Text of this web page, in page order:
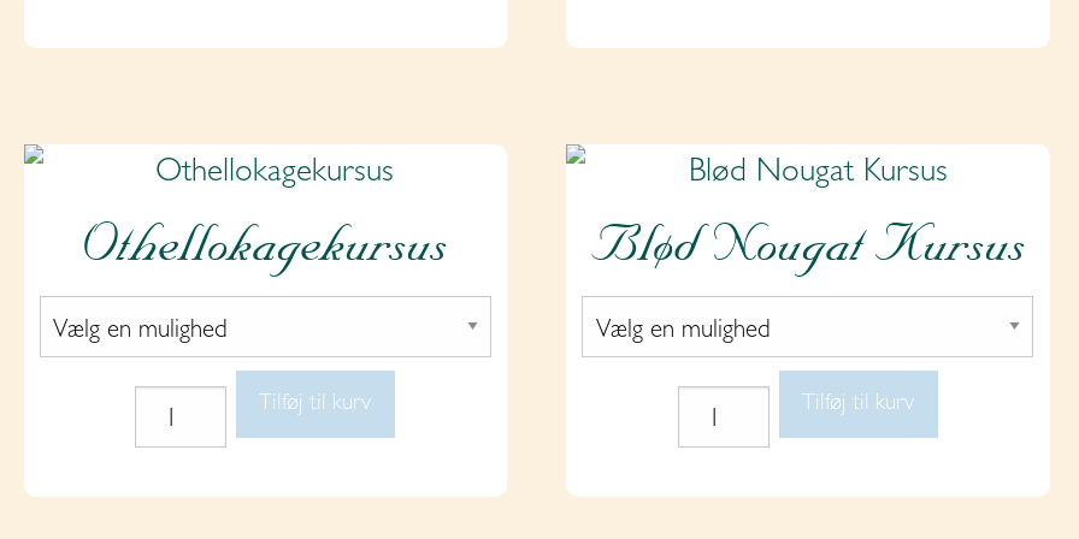
Othellokagekursus
Othellokagekursus
antal
Tilføj til kurv
Blød Nougat Kursus
Blød
Nougat
Tilføj til kurv